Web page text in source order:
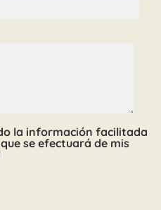
la información facilitada
se efectuará de mis